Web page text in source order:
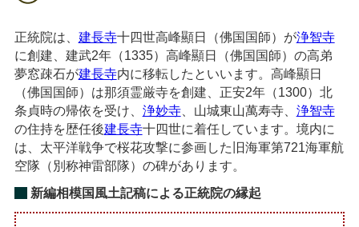
正統院は、 建長寺十四世高峰顯日（佛国国師）が浄智寺
に創建、建武2年（1335）高峰顯日（佛国国師）の高弟
夢窓疎石が建長寺内に移転したといいます。高峰顯日
（佛国国師）は那須霊厳寺を創建、正安2年（1300）北
条貞時の帰依を受け、 浄妙寺、山城東山萬寿寺、 浄智寺
の住持を歴任後建長寺十四世に着任しています。境内に
は、太平洋戦争で桜花攻撃に参画した旧海軍第721海軍航
空隊（別称神雷部隊）の碑があります。
新編相模国風土記稿による正統院の縁起